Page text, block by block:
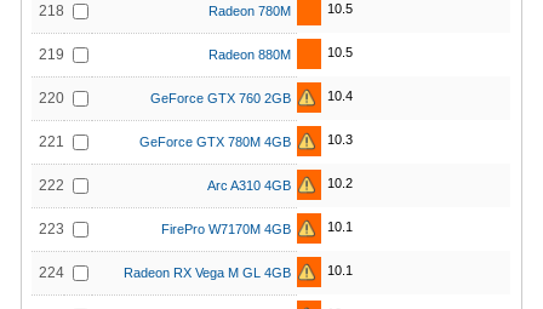
218 Radeon 780M 10.5
219 Radeon 880M 10.5
220 GeForce GTX 760 2GB 10.4
221 GeForce GTX 780M 4GB 10.3
222 Arc A310 4GB 10.2
223 FirePro W7170M 4GB 10.1
224 Radeon RX Vega M GL 4GB 10.1